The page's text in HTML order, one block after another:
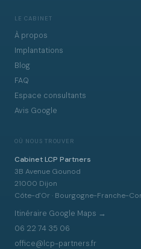
LE CABINET
À propos
Implantations
Blog
FAQ
Espace consultants
Avis Google
OÙ NOUS TROUVER
Cabinet LCP Partners
3B Avenue Gounod
21000 Dijon
Côte-d'Or · Bourgogne-Franche-
Itinéraire Google Maps →
06 22 74 35 06
office@lcp-partners.fr